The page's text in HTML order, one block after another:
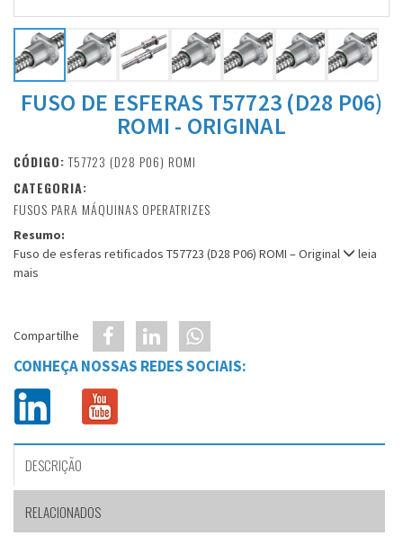
FUSO DE ESFERAS T57723 (D28 P06)
ROMI - ORIGINAL
CÓDIGO: T57723 (D28 P06) ROMI
CATEGORIA:
FUSOS PARA MÁQUINAS OPERATRIZES
Resumo:
Fuso de esferas retificados T57723 (D28 P06) ROMI – Original
leia
mais
Compartilhe
CONHEÇA NOSSAS REDES SOCIAIS:
DESCRIÇÃO
RELACIONADOS